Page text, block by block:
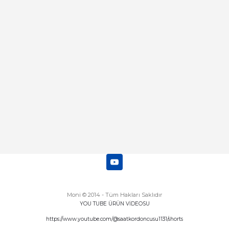
Moni © 2014 - Tüm Hakları Saklıdır
YOU TUBE ÜRÜN VİDEOSU
https://www.youtube.com/@saatkordoncusu1131/shorts